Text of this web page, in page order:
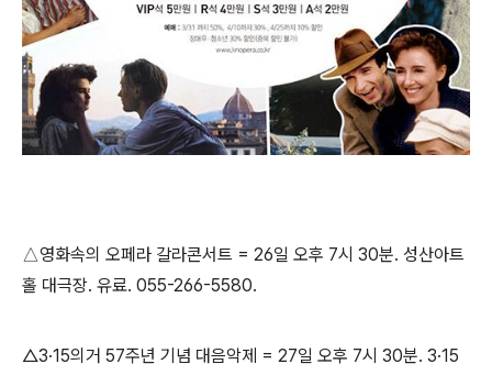
△영화속의 오페라 갈라콘서트 = 26일 오후 7시 30분. 성산아트
홀 대극장. 유료. 055-266-5580.
△3·15의거 57주년 기념 대음악제 = 27일 오후 7시 30분. 3·15